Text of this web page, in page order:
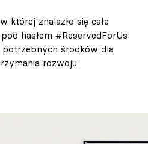
której znalazło się całe
hasłem #ReservedForUs
potrzebnych środków dla
rozwoju